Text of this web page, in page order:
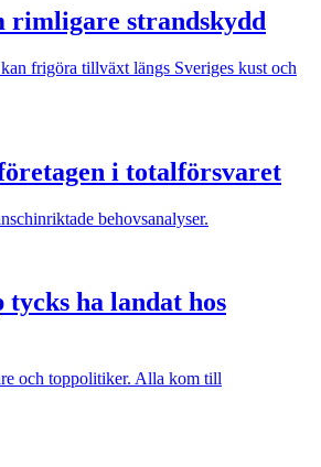
rimligare strandskydd
frigöra tillväxt längs Sveriges kust och
i totalförsvaret
behovsanalyser.
ha landat hos
och toppolitiker. Alla kom till